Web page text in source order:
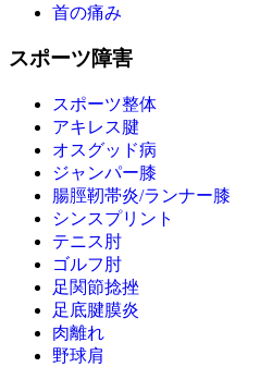
首の痛み
スポーツ障害
スポーツ整体
アキレス腱
オスグッド病
ジャンパー膝
腸脛靭帯炎/ランナー膝
シンスプリント
テニス肘
ゴルフ肘
足関節捻挫
足底腱膜炎
肉離れ
野球肩